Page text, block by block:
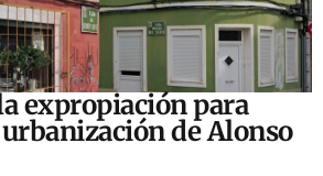
expropiación para
de Alonso